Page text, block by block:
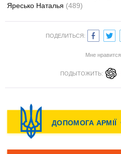
Яресько Наталья (489)
ПОДЕЛИТЬСЯ:
Мне нравится
ПОДЫТОЖИТЬ: